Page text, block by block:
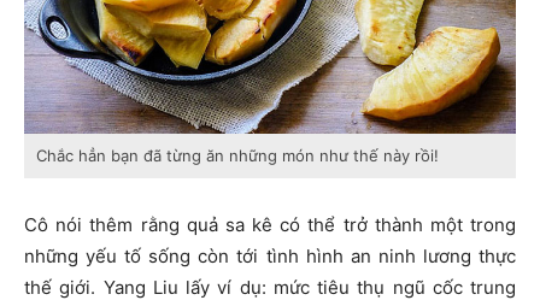
Chắc hẳn bạn đã từng ăn những món như thế này rồi!
Cô nói thêm rằng quả sa kê có thể trở thành một trong
những yếu tố sống còn tới tình hình an ninh lương thực
thế giới. Yang Liu lấy ví dụ: mức tiêu thụ ngũ cốc trung